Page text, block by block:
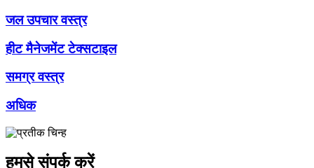
जल उपचार वस्त्र
हीट मैनेजमेंट टेक्सटाइल
समग्र वस्त्र
अधिक
हमसे संपर्क करें